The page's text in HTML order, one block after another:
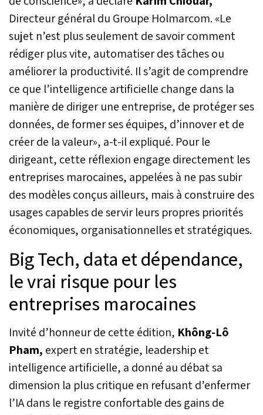
Directeur général du Groupe Holmarcom. «Le
sujet n’est plus seulement de savoir comment
rédiger plus vite, automatiser des tâches ou
améliorer la productivité. Il s’agit de comprendre
ce que l’intelligence artificielle change dans la
manière de diriger une entreprise, de protéger ses
données, de former ses équipes, d’innover et de
créer de la valeur», a-t-il expliqué. Pour le
dirigeant, cette réflexion engage directement les
entreprises marocaines, appelées à ne pas subir
des modèles conçus ailleurs, mais à construire des
usages capables de servir leurs propres priorités
économiques, organisationnelles et stratégiques.
Big Tech, data et dépendance,
le vrai risque pour les
entreprises marocaines
Invité d’honneur de cette édition, Không-Lô
Pham, expert en stratégie, leadership et
intelligence artificielle, a donné au débat sa
dimension la plus critique en refusant d’enfermer
l’IA dans le registre confortable des gains de